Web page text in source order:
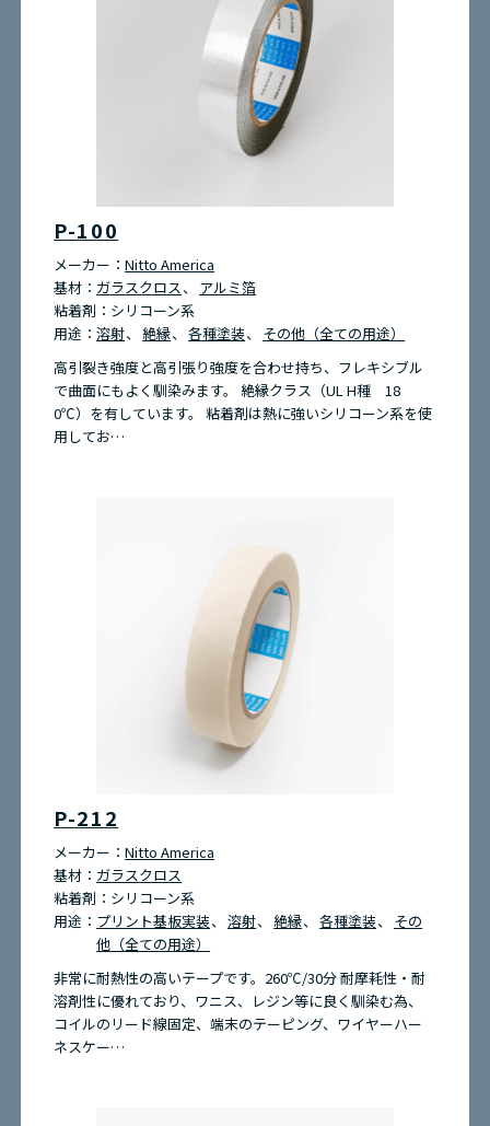
P-100
メーカー：Nitto America
基材： ガラスクロス
アルミ箔
粘着剤： シリコーン系
用途：溶射 絶縁 各種塗装
その他（全ての用途）
高引裂き強度と高引張り強度を合わせ持ち、フレキシブル
で曲面にもよく馴染みます。 絶縁クラス（UL H種 18
0℃）を有しています。 粘着剤は熱に強いシリコーン系を使
用してお…
P-212
メーカー：Nitto America
基材： ガラスクロス
粘着剤： シリコーン系
用途： プリント基板実装 溶射 絶縁 各種塗装
その
他（全ての用途）
非常に耐熱性の高いテープです。260℃/30分 耐摩耗性・耐
溶剤性に優れており、ワニス、レジン等に良く馴染む為、
コイルのリード線固定、端末のテーピング、ワイヤーハー
ネスケー…